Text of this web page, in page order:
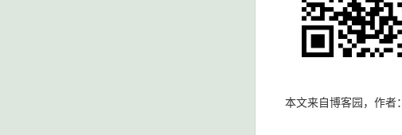
本文来自博客园，作者：